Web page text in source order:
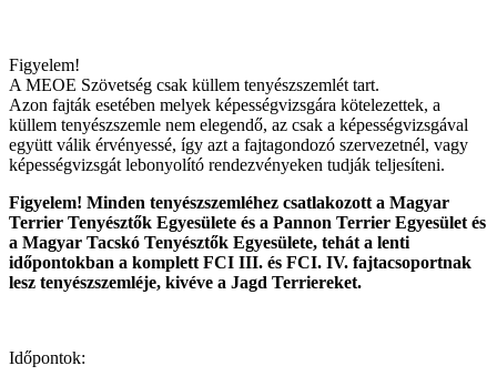
Figyelem!
A MEOE Szövetség csak küllem tenyészszemlét tart.
Azon fajták esetében melyek képességvizsgára kötelezettek, a
küllem tenyészszemle nem elegendő, az csak a képességvizsgával
együtt válik érvényessé, így azt a fajtagondozó szervezetnél, vagy
képességvizsgát lebonyolító rendezvényeken tudják teljesíteni.
Figyelem! Minden tenyészszemléhez csatlakozott a Magyar
Terrier Tenyésztők Egyesülete és a Pannon Terrier Egyesület és
a Magyar Tacskó Tenyésztők Egyesülete, tehát a lenti
időpontokban a komplett FCI III. és FCI. IV. fajtacsoportnak
lesz tenyészszemléje, kivéve a Jagd Terriereket.
Időpontok: